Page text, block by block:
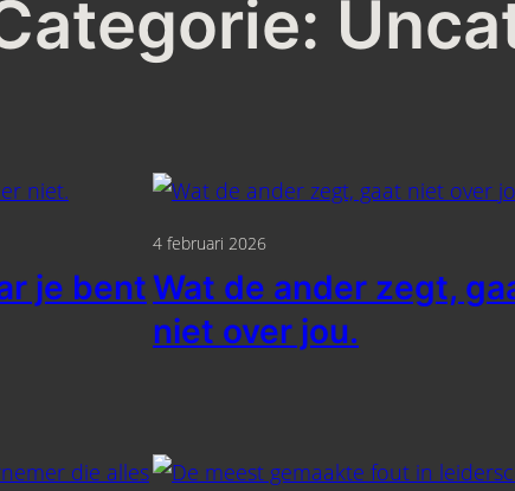
je bent
4 februari 2026
Wat de ander zegt,
niet over jou.